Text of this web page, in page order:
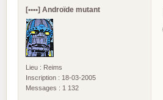
[••••] Androïde mutant
Lieu : Reims
Inscription : 18-03-2005
Messages : 1 132